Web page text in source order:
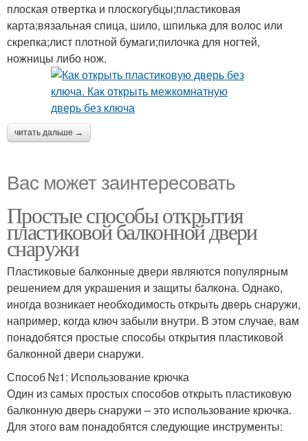
плоская отвертка и плоскогубцы;пластиковая
карта;вязальная спица, шило, шпилька для волос или
скрепка;лист плотной бумаги;пилочка для ногтей,
ножницы либо нож.
читать дальше →
Вас может заинтересовать
Простые способы открытия
пластиковой балконной двери
снаружи
Пластиковые балконные двери являются популярным
решением для украшения и защиты балкона. Однако,
иногда возникает необходимость открыть дверь снаружи,
например, когда ключ забыли внутри. В этом случае, вам
понадобятся простые способы открытия пластиковой
балконной двери снаружи.
Способ №1: Использование крючка
Один из самых простых способов открыть пластиковую
балконную дверь снаружи – это использование крючка.
Для этого вам понадобятся следующие инструменты: